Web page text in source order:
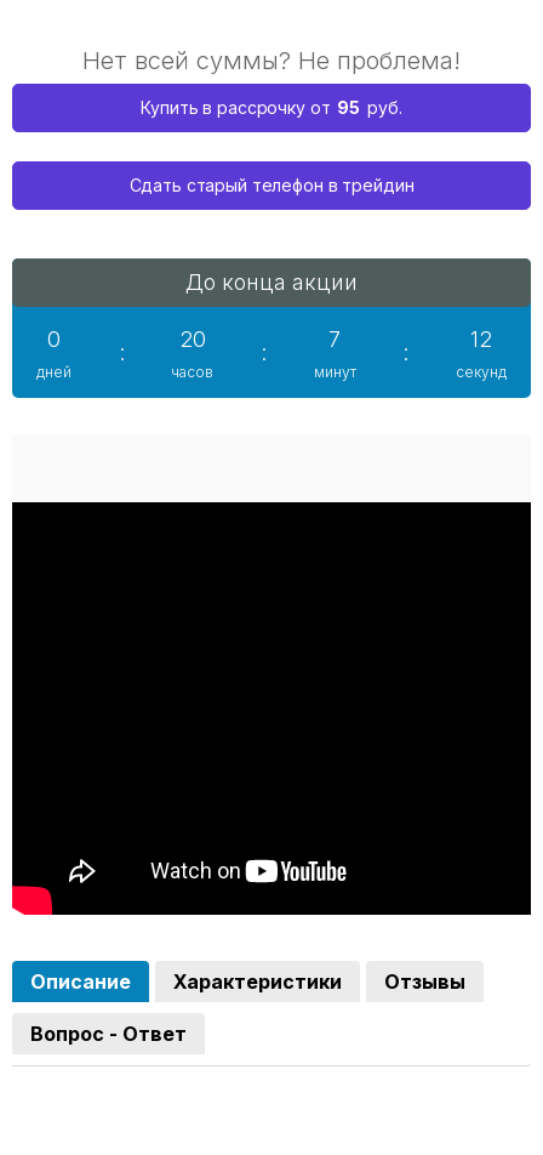
Нет всей суммы? Не проблема!
Купить в рассрочку от 95 руб.
Сдать старый телефон в трейдин
До конца акции
0
дней
:
20
часов
:
7
минут
:
12
секунд
Описание Характеристики Отзывы
Вопрос - Ответ